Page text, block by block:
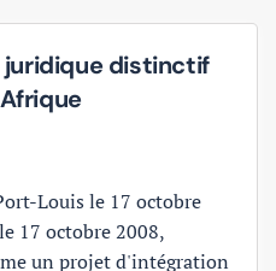
juridique distinctif
Louis le 17 octobre
17 octobre 2008,
un projet d'intégration